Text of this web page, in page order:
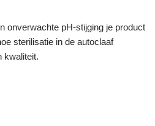
onverwachte pH-stijging je product
sterilisatie in de autoclaaf
kwaliteit.